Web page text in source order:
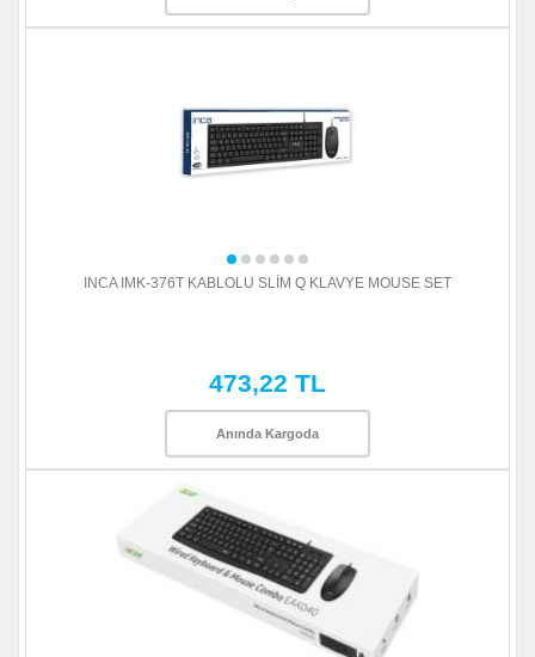
INCA IMK-376T KABLOLU SLİM Q KLAVYE MOUSE SET
473,22 TL
Anında Kargoda